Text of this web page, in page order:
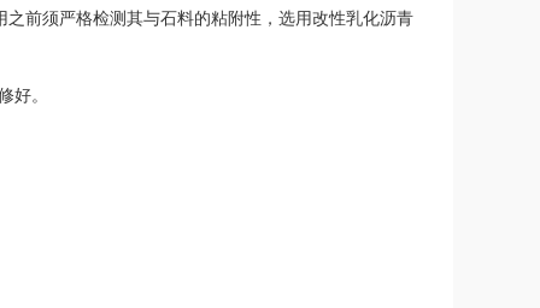
前须严格检测其与石料的粘附性，选用改性乳化沥青
好。